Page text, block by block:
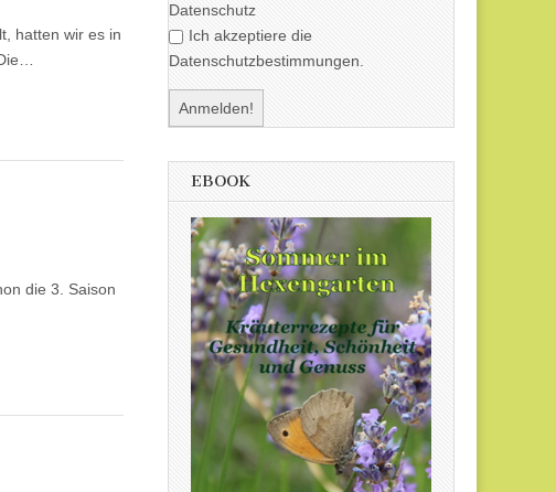
hatten wir es in
die 3. Saison
Datenschutz
Ich akzeptiere die
Datenschutzbestimmungen.
EBOOK